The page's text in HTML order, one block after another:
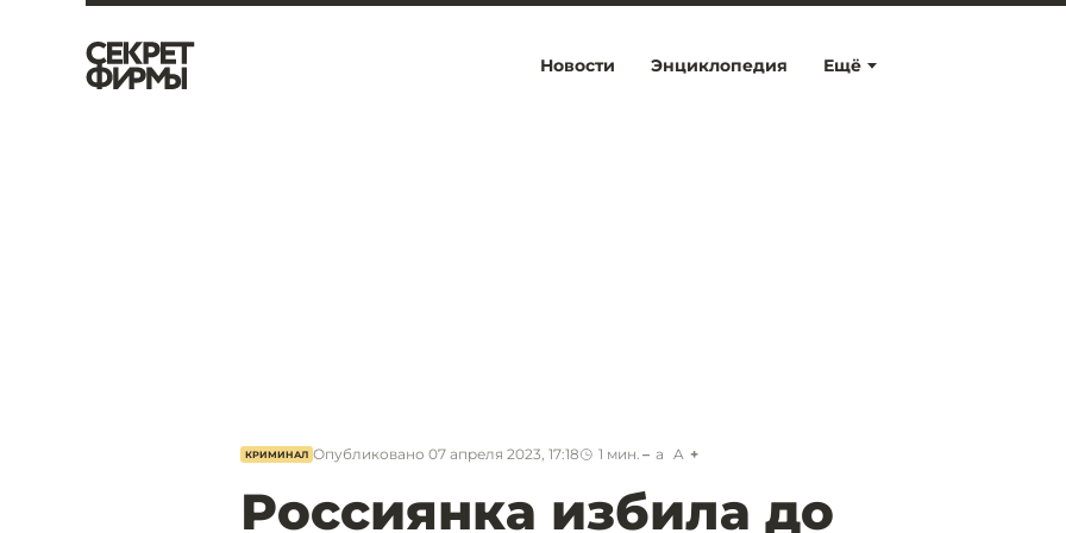
Ещё
Новости Энциклопедия
КРИМИНАЛ Опубликовано 07 апреля 2023, 17:18 1 мин. a A
Россиянка избила до